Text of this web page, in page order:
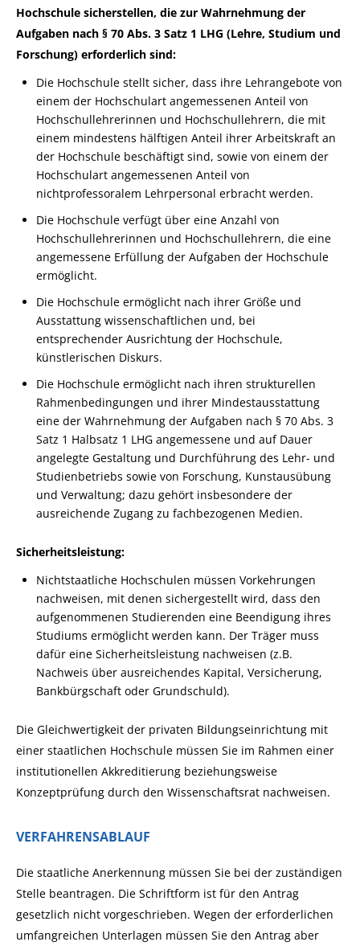
Hochschule sicherstellen, die zur Wahrnehmung der
Aufgaben nach § 70 Abs. 3 Satz 1 LHG (Lehre, Studium und
Forschung) erforderlich sind:
Die Hochschule stellt sicher, dass ihre Lehrangebote von
einem der Hochschulart angemessenen Anteil von
Hochschullehrerinnen und Hochschullehrern, die mit
einem mindestens hälftigen Anteil ihrer Arbeitskraft an
der Hochschule beschäftigt sind, sowie von einem der
Hochschulart angemessenen Anteil von
nichtprofessoralem Lehrpersonal erbracht werden.
Die Hochschule verfügt über eine Anzahl von
Hochschullehrerinnen und Hochschullehrern, die eine
angemessene Erfüllung der Aufgaben der Hochschule
ermöglicht.
Die Hochschule ermöglicht nach ihrer Größe und
Ausstattung wissenschaftlichen und, bei
entsprechender Ausrichtung der Hochschule,
künstlerischen Diskurs.
Die Hochschule ermöglicht nach ihren strukturellen
Rahmenbedingungen und ihrer Mindestausstattung
eine der Wahrnehmung der Aufgaben nach § 70 Abs. 3
Satz 1 Halbsatz 1 LHG angemessene und auf Dauer
angelegte Gestaltung und Durchführung des Lehr- und
Studienbetriebs sowie von Forschung, Kunstausübung
und Verwaltung; dazu gehört insbesondere der
ausreichende Zugang zu fachbezogenen Medien.
Sicherheitsleistung:
Nichtstaatliche Hochschulen müssen Vorkehrungen
nachweisen, mit denen sichergestellt wird, dass den
aufgenommenen Studierenden eine Beendigung ihres
Studiums ermöglicht werden kann. Der Träger muss
dafür eine Sicherheitsleistung nachweisen (z.B.
Nachweis über ausreichendes Kapital, Versicherung,
Bankbürgschaft oder Grundschuld).
Die Gleichwertigkeit der privaten Bildungseinrichtung mit
einer staatlichen Hochschule müssen Sie im Rahmen einer
institutionellen Akkreditierung beziehungsweise
Konzeptprüfung durch den Wissenschaftsrat nachweisen.
VERFAHRENSABLAUF
Die staatliche Anerkennung müssen Sie bei der zuständigen
Stelle beantragen. Die Schriftform ist für den Antrag
gesetzlich nicht vorgeschrieben. Wegen der erforderlichen
umfangreichen Unterlagen müssen Sie den Antrag aber